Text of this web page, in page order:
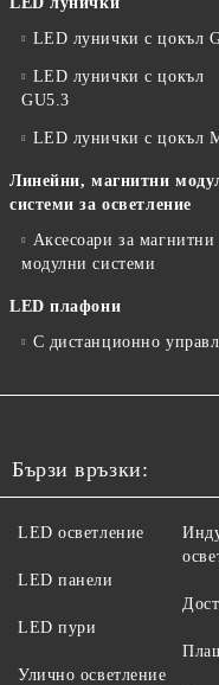
LED лунички с цокъл
LED лунички с цокъл
GU5.3
LED лунички с цокъл
Линейни, магнитни
системи за осветление
Аксесоари за магнитни
модулни системи
LED плафони
С дистанционно
Бързи връзки:
LED осветление
LED панели
LED пури
Улично осветление